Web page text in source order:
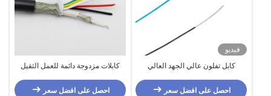
فيديو
كابل تفلون عالي الجهد العالي
احصل على افضل سعر
كابلات مزدوجة دائمة للعمل الثقيل
احصل على افضل سعر